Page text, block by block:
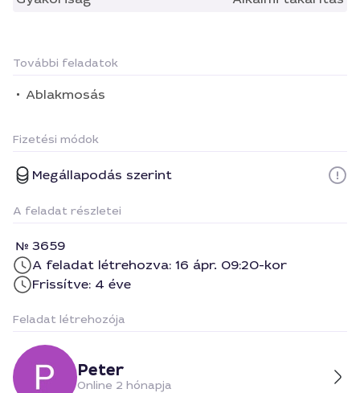
További feladatok
Ablakmosás
Fizetési módok
Megállapodás szerint
A feladat részletei
3659
A feladat létrehozva: 16 ápr. 09:20-kor
Frissítve: 4 éve
Feladat létrehozója
Peter
Online 2 hónapja